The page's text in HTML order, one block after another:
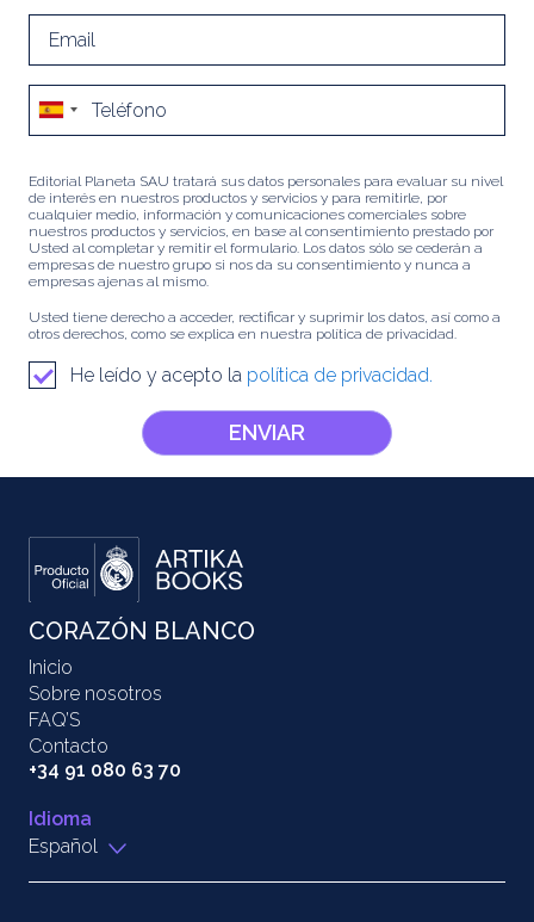
Editorial Planeta SAU tratará sus datos personales para evaluar su nivel
de interés en nuestros productos y servicios y para remitirle, por
cualquier medio, información y comunicaciones comerciales sobre
nuestros productos y servicios, en base al consentimiento prestado por
Usted al completar y remitir el formulario. Los datos sólo se cederán a
empresas de nuestro grupo si nos da su consentimiento y nunca a
empresas ajenas al mismo.
Usted tiene derecho a acceder, rectificar y suprimir los datos, así como a
otros derechos, como se explica en nuestra política de privacidad.
He leído y acepto la política de privacidad.
ENVIAR
CORAZÓN BLANCO
Inicio
Sobre nosotros
FAQ’S
Contacto
+34 91 080 63 70
Idioma
Español